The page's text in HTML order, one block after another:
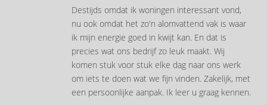
Destijds omdat ik woningen interessant vond,
nu ook omdat het zo'n alomvattend vak is waar
ik mijn energie goed in kwijt kan. En dat is
precies wat ons bedrijf zo leuk maakt. Wij
komen stuk voor stuk elke dag naar ons werk
om iets te doen wat we fijn vinden. Zakelijk, met
een persoonlijke aanpak. Ik leer u graag kennen.